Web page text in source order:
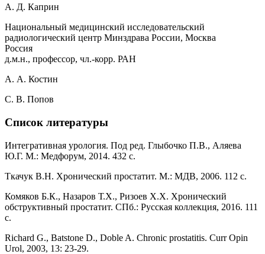
А. Д. Каприн
Национальный медицинский исследовательский
радиологический центр Минздрава России, Москва
Россия
д.м.н., профессор, чл.-корр. РАН
А. А. Костин
С. В. Попов
Список литературы
Интегративная урология. Под ред. Глыбочко П.В., Аляева
Ю.Г. М.: Медфорум, 2014. 432 с.
Ткачук В.Н. Хронический простатит. М.: МДВ, 2006. 112 с.
Комяков Б.К., Назаров Т.Х., Ризоев Х.Х. Хронический
обструктивный простатит. СПб.: Русская коллекция, 2016. 111
с.
Richard G., Batstone D., Doble A. Chronic prostatitis. Curr Opin
Urol, 2003, 13: 23-29.